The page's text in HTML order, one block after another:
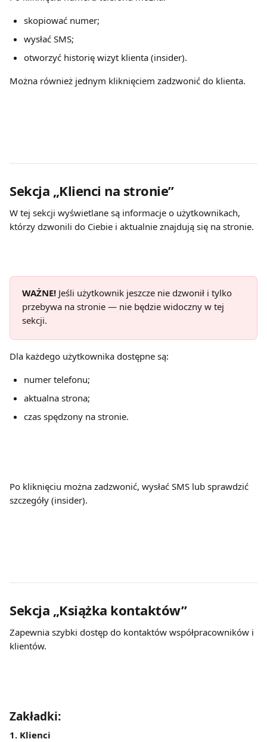
skopiować numer;
wysłać SMS;
otworzyć historię wizyt klienta (insider).
Można również jednym kliknięciem zadzwonić do klienta.
Sekcja „Klienci na stronie”
W tej sekcji wyświetlane są informacje o użytkownikach,
którzy dzwonili do Ciebie i aktualnie znajdują się na stronie.
WAŻNE! Jeśli użytkownik jeszcze nie dzwonił i tylko
przebywa na stronie — nie będzie widoczny w tej
sekcji.
Dla każdego użytkownika dostępne są:
numer telefonu;
aktualna strona;
czas spędzony na stronie.
Po kliknięciu można zadzwonić, wysłać SMS lub sprawdzić
szczegóły (insider).
Sekcja „Książka kontaktów”
Zapewnia szybki dostęp do kontaktów współpracowników i
klientów.
Zakładki:
1. Klienci